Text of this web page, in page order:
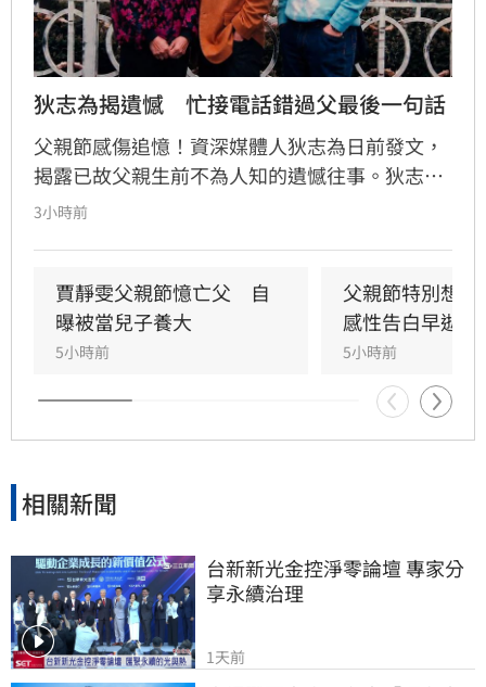
狄志為揭遺憾　忙接電話錯過父最後一句話
父親節感傷追憶！資深媒體人狄志為日前發文，
揭露已故父親生前不為人知的遺憾往事。狄志為
透露，父親一生以海為家，兩人相處時間極少，
在門外落淚。最讓狄志為心碎的是，當年陪病重
父親曬太陽時，自己因忙於接工作電話而忽視了
父親，沒想到那竟是父子最後的相處，父親回房
後便陷入永眠。這段錯過的對話成為他20年來心
中最深的遺憾，他以此感嘆，有些電話晚點接沒
關係，但錯過的親情與話語，可能再也無法挽
3小時前
賈靜雯父親節憶亡父　自
曝被當兒子養大
5小時前
父親節特別想
感性告白早逝父
5小時前
相關新聞
台新新光金控淨零論壇 專家分
享永續治理
1天前